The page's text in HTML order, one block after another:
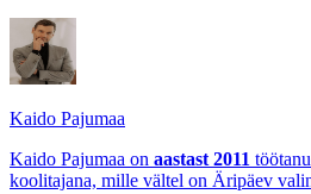
Kaido Pajumaa
Kaido Pajumaa on aastast 2011
koolitajana, mille vältel on Äripäev